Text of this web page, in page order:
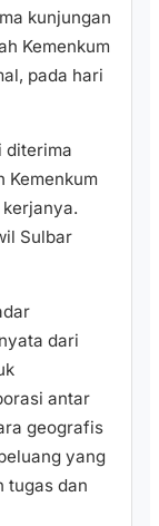
kunjungan
Kemenkum
pada hari
diterima
Kemenkum
Sulbar
dari
antar
geografis
yang
tugas dan